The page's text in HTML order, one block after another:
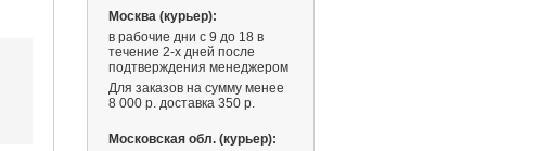
Москва (курьер):
в рабочие дни с 9 до 18 в
течение 2-х дней после
подтверждения менеджером
Для заказов на сумму менее
8 000 р. доставка 350 р.
Московская обл. (курьер):